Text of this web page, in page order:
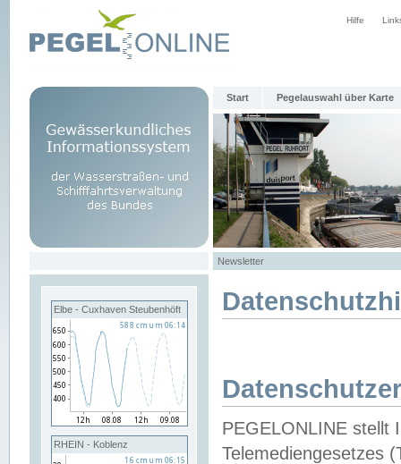
Hilfe
Start Pegelauswahl über Karte
Newsletter
Elbe - Cuxhaven Steubenhöft
RHEIN - Koblenz
PEGELONLINE stellt
Telemediengesetzes